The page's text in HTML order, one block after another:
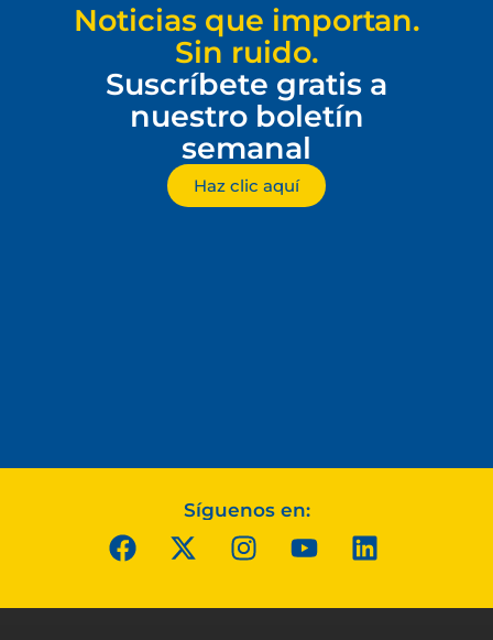
Noticias que importan.
Sin ruido.
Suscríbete gratis a
nuestro boletín
semanal
Haz clic aquí
Síguenos en: